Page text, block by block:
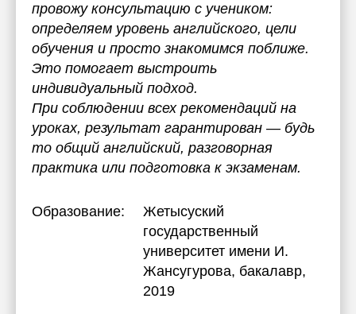
провожу консультацию с учеником:
определяем уровень английского, цели
обучения и просто знакомимся поближе.
Это помогает выстроить
индивидуальный подход.
При соблюдении всех рекомендаций на
уроках, результат гарантирован — будь
то общий английский, разговорная
практика или подготовка к экзаменам.
Образование:
Жетысуский
государственный
университет имени И.
Жансугурова, бакалавр,
2019